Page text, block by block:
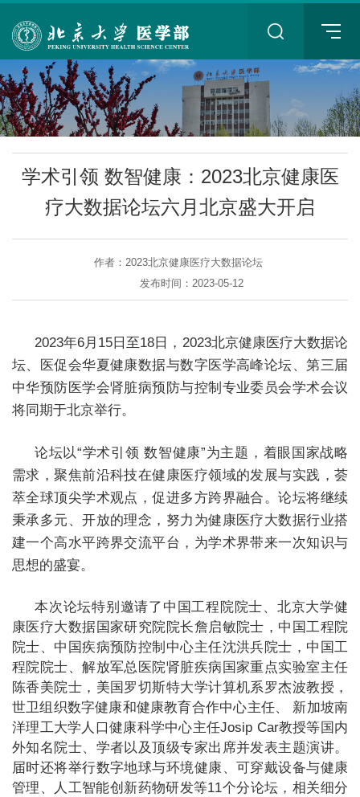
+
+
+
+
+
学术引领 数智健康：2023北京健康医
疗大数据论坛六月北京盛大开启
作者：2023北京健康医疗大数据论坛
发布时间：2023-05-12
2023年6月15日至18日，2023北京健康医疗大数据论
坛、医促会华夏健康数据与数字医学高峰论坛、第三届
中华预防医学会肾脏病预防与控制专业委员会学术会议
将同期于北京举行。
论坛以“学术引领 数智健康”为主题，着眼国家战略
需求，聚焦前沿科技在健康医疗领域的发展与实践，荟
萃全球顶尖学术观点，促进多方跨界融合。论坛将继续
秉承多元、开放的理念，努力为健康医疗大数据行业搭
建一个高水平跨界交流平台，为学术界带来一次知识与
思想的盛宴。
本次论坛特别邀请了中国工程院院士、北京大学健
康医疗大数据国家研究院院长詹启敏院士，中国工程院
院士、中国疾病预防控制中心主任沈洪兵院士，中国工
程院院士、解放军总医院肾脏疾病国家重点实验室主任
陈香美院士，美国罗切斯特大学计算机系罗杰波教授，
世卫组织数字健康和健康教育合作中心主任、 新加坡南
洋理工大学人口健康科学中心主任Josip Car教授等国内
外知名院士、学者以及顶级专家出席并发表主题演讲。
届时还将举行数字地球与环境健康、可穿戴设备与健康
管理、人工智能创新药物研发等11个分论坛，相关细分